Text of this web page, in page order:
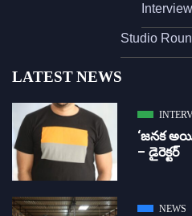
Studio
LATEST NEWS
‘జ‌న‌క
– డైరెక్ట‌ర్
NEWS